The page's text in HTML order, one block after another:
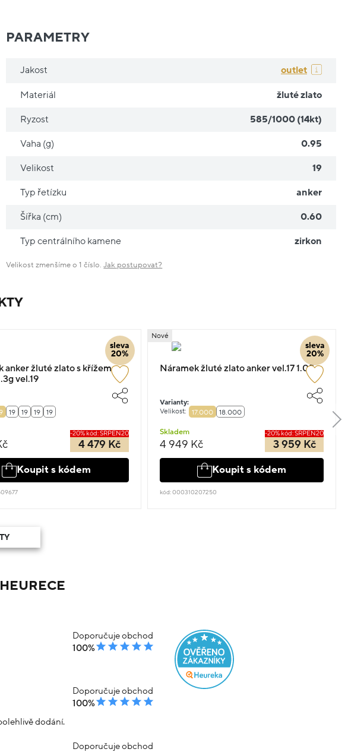
PARAMETRY
Jakost outlet
Materiál žluté zlato
Ryzost 585/1000 (14kt)
Vaha (g) 0.95
Velikost 19
Typ řetízku anker
Šířka (cm) 0.60
Typ centrálního kamene zirkon
Velikost zmenšíme o 1 číslo.Jak postupovat?
sleva
20%
anker žluté zlato s křížem a
vel.19
19 19 19 19
-20% kód: SRPEN20
4 479 Kč
Koupit s kódem
sleva
20%
Nové
Náramek žluté zlato anker vel.17 1.05g
Varianty:
Velikost:
17.000 18.000
Skladem
4 949 Kč
-20% kód: SRPEN20
3 959 Kč
Koupit s kódem
kód: 000310207250
Doporučuje obchod
100%
Doporučuje obchod
100%
dodání.
Doporučuje obchod